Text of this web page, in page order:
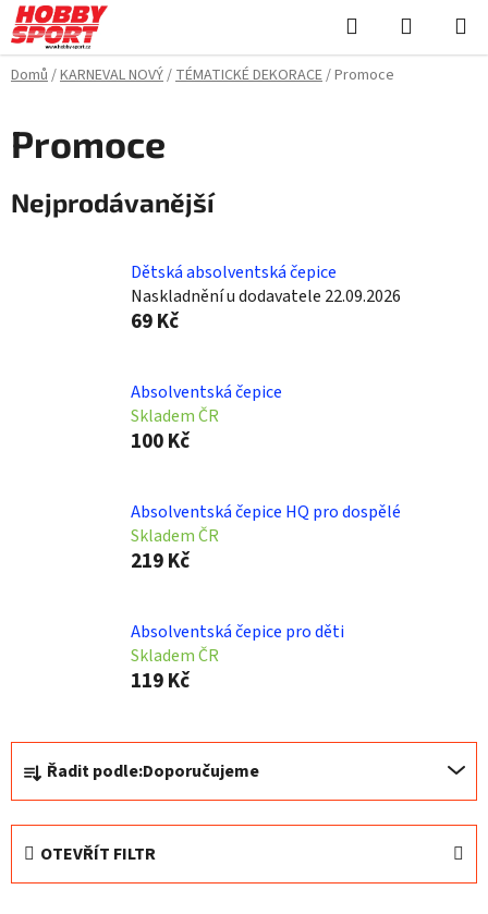
Přejít
na
obsah
Hledat
KOŠÍK
Domů/KARNEVAL NOVÝ/TÉMATICKÉ DEKORACE/Promoce
Promoce
Nejprodávanější
Dětská absolventská čepice
Naskladnění u dodavatele 22.09.2026
69 Kč
Absolventská čepice
Skladem ČR
100 Kč
Absolventská čepice HQ pro dospělé
Skladem ČR
219 Kč
Absolventská čepice pro děti
Skladem ČR
119 Kč
Ř
a
z
Řadit podle:Doporučujeme
OTEVŘÍT FILTR